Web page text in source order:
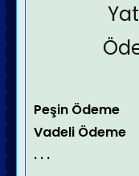
Peşin Ödeme
Vadeli Ödeme
. . .